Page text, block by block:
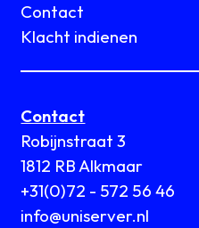
Contact
Klacht indienen
Contact
Robijnstraat 3
1812 RB Alkmaar
+31(0)72 - 572 56 46
info@uniserver.nl